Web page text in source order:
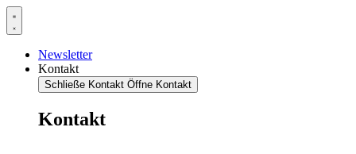
Newsletter
Kontakt
Schließe Kontakt Öffne Kontakt
Kontakt